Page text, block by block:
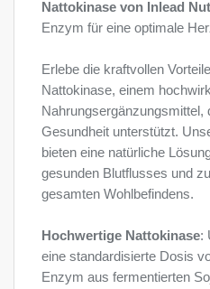
Nattokinase von Inlead
Enzym für eine optimale
Erlebe die kraftvollen
Nattokinase, einem
Nahrungsergänzungsmittel,
Gesundheit unterstützt.
bieten eine natürliche
gesunden Blutflusses und
gesamten Wohlbefindens.
Hochwertige Nattokinase:
eine standardisierte Dosis
Enzym aus fermentierten